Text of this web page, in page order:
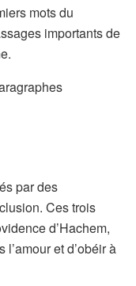
mots du
importants de
par des
Ces trois
d’Hachem,
et d’obéir à